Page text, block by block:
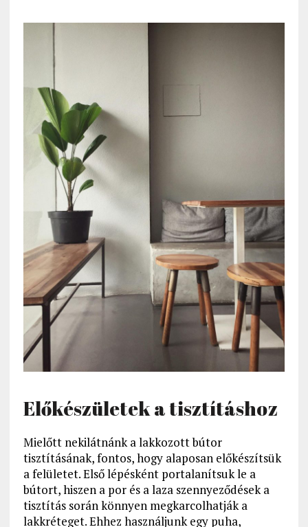
Előkészületek a tisztításhoz
Mielőtt nekilátnánk a lakkozott bútor
tisztításának, fontos, hogy alaposan előkészítsük
a felületet. Első lépésként portalanítsuk le a
bútort, hiszen a por és a laza szennyeződések a
tisztítás során könnyen megkarcolhatják a
lakkréteget. Ehhez használjunk egy puha,